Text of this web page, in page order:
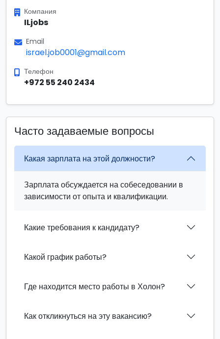
Компания
ILjobs
Email
israel.job0001@gmail.com
Телефон
+972 55 240 2434
Часто задаваемые вопросы
Какая зарплата на этой должности?
Зарплата обсуждается на собеседовании в
зависимости от опыта и квалификации.
Какие требования к кандидату?
Какой график работы?
Где находится место работы в Холон?
Как откликнуться на эту вакансию?